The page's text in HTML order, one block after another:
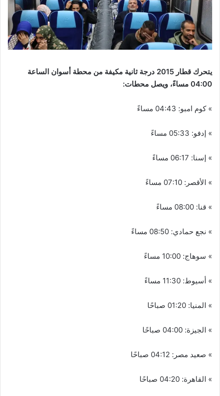
يتحرك قطار 2015 درجة ثانية مكيفة من محطة أسوان الساعة
04:00 مساءً، ويصل محطات:
» كوم امبو: 04:43 مساءً
» إدفو: 05:33 مساءً
» إسنا: 06:17 مساءً
» الأقصر: 07:10 مساءً
» قنا: 08:00 مساءً
» نجع حمادي: 08:50 مساءً
» سوهاج: 10:00 مساءً
» أسيوط: 11:30 مساءً
» المنيا: 01:20 صباحًا
» الجيزة: 04:00 صباحًا
» صعيد مصر: 04:12 صباحًا
» القاهرة: 04:20 صباحًا